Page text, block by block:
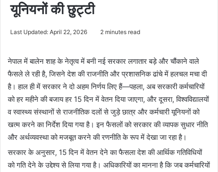
यूनियनों की छुट्टी
Last Updated: April 22, 2026 2 minutes read
नेपाल मेंबालेन शाहके नेतृत्व में बनी नई सरकार लगातार बड़े और चौंकाने वाले
फैसले ले रही है, जिसने देश की राजनीति और प्रशासनिक ढांचे में हलचल मचा दी
है। हाल ही में सरकार ने दो अहम निर्णय लिए हैं—पहला, अब सरकारी कर्मचारियों
को हर महीने की बजाय हर 15 दिन में वेतन दिया जाएगा, और दूसरा, विश्वविद्यालयों
व स्वास्थ्य संस्थानों से राजनीतिक दलों से जुड़े छात्र और कर्मचारी यूनियनों को
खत्म करने का निर्देश दिया गया है। इन फैसलों को सरकार की व्यापक सुधार नीति
और अर्थव्यवस्था को मजबूत करने की रणनीति के रूप में देखा जा रहा है।
सरकार के अनुसार, 15 दिन में वेतन देने का फैसला देश की आर्थिक गतिविधियों
को गति देने के उद्देश्य से लिया गया है। अधिकारियों का मानना है कि जब कर्मचारियों